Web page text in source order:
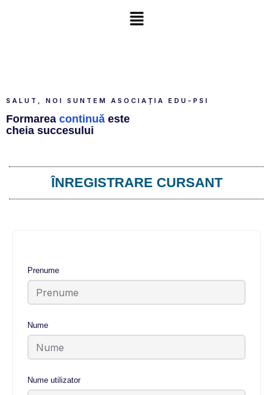
SALUT, NOI SUNTEM ASOCIAȚIA EDU-PSI
Formarea continuă este
cheia succesului
ÎNREGISTRARE CURSANT
Prenume
Nume
Nume utilizator